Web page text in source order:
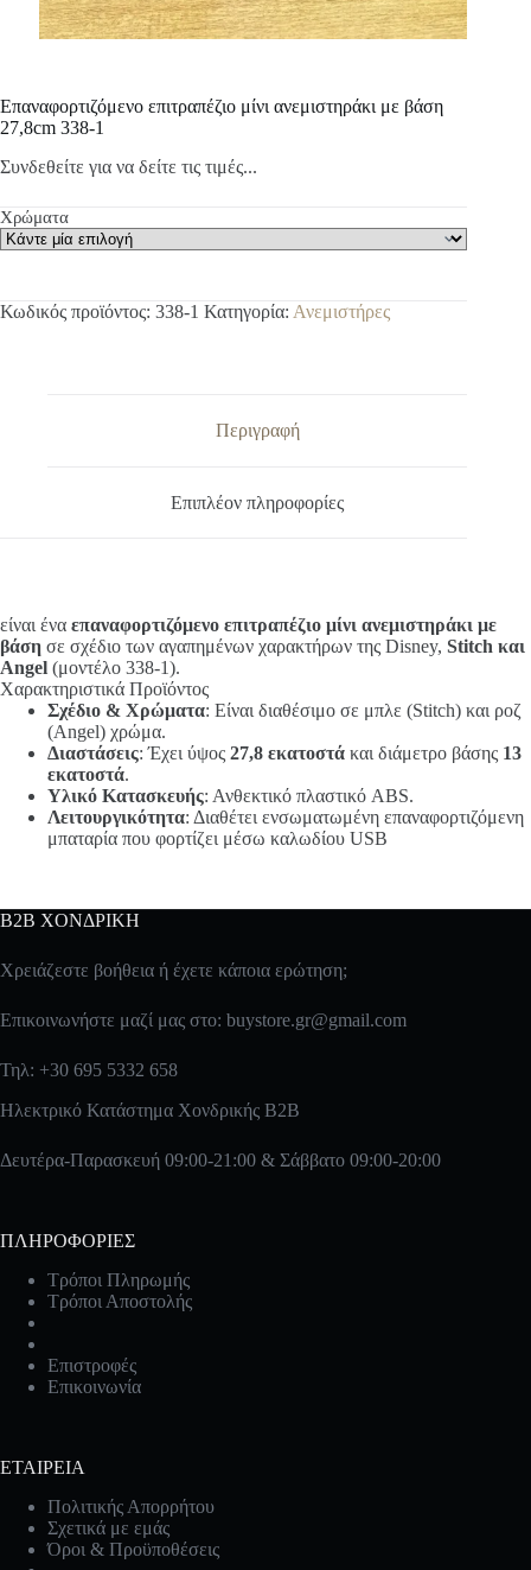
Επαναφορτιζόμενο επιτραπέζιο μίνι ανεμιστηράκι με βάση
27,8cm 338-1
Συνδεθείτε για να δείτε τις τιμές...
Χρώματα
Κωδικός προϊόντος: 338-1 Κατηγορία: Ανεμιστήρες
Περιγραφή
Επιπλέον πληροφορίες
είναι ένα επαναφορτιζόμενο επιτραπέζιο μίνι ανεμιστηράκι με
βάση σε σχέδιο των αγαπημένων χαρακτήρων της Disney, Stitch και
Angel (μοντέλο 338-1).
Χαρακτηριστικά Προϊόντος
Σχέδιο & Χρώματα: Είναι διαθέσιμο σε μπλε (Stitch) και ροζ
(Angel) χρώμα.
Διαστάσεις: Έχει ύψος 27,8 εκατοστά και διάμετρο βάσης 13
εκατοστά.
Υλικό Κατασκευής: Ανθεκτικό πλαστικό ABS.
Λειτουργικότητα: Διαθέτει ενσωματωμένη επαναφορτιζόμενη
μπαταρία που φορτίζει μέσω καλωδίου USB
B2B ΧΟΝΔΡΙΚΗ
Χρειάζεστε βοήθεια ή έχετε κάποια ερώτηση;
Επικοινωνήστε μαζί μας στο: buystore.gr@gmail.com
Τηλ: +30 695 5332 658
Ηλεκτρικό Κατάστημα Χονδρικής B2B
Δευτέρα-Παρασκευή 09:00-21:00 & Σάββατο 09:00-20:00
ΠΛΗΡΟΦΟΡΙΕΣ
Τρόποι Πληρωμής
Τρόποι Αποστολής
Επιστροφές
Επικοινωνία
ΕΤΑΙΡΕΙΑ
Πολιτικής Απορρήτου
Σχετικά με εμάς
Όροι & Προϋποθέσεις